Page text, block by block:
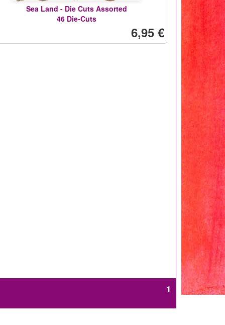
Sea Land - Die Cuts Assorted
46 Die-Cuts
6,95 €
1